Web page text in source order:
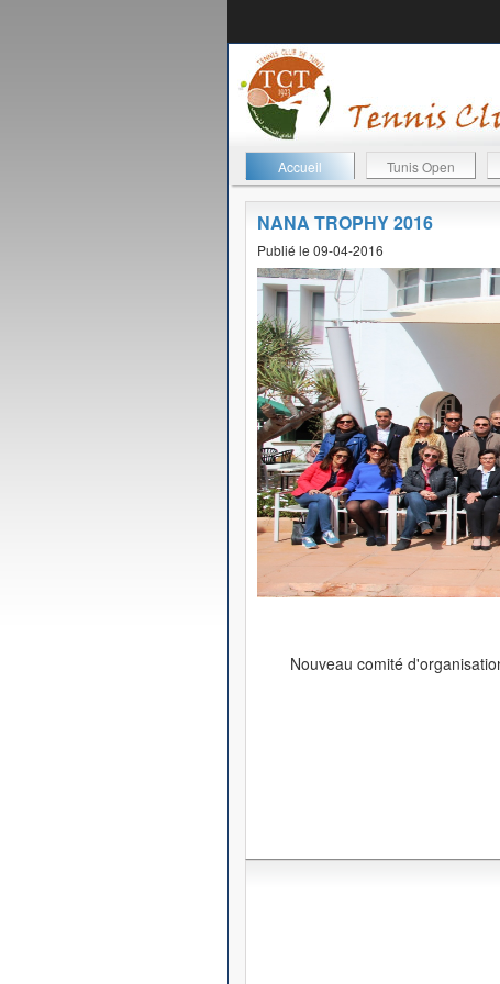
Accueil Tunis Open
NANA TROPHY 2016
Publié le 09-04-2016
Nouveau comité